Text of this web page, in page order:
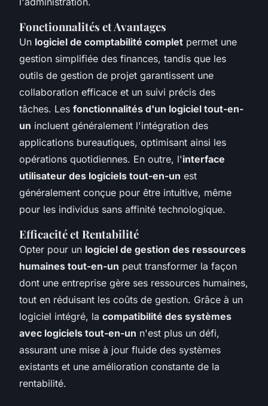
Fonctionnalités et Avantages
Un logiciel de comptabilité complet permet une
gestion simplifiée des finances, tandis que les
outils de gestion de projet garantissent une
collaboration efficace et un suivi précis des
tâches. Les fonctionnalités d'un logiciel tout-en-
un incluent généralement l'intégration des
applications bureautiques, optimisant ainsi les
opérations quotidiennes. En outre, l'interface
utilisateur des logiciels tout-en-un est
généralement conçue pour être intuitive, même
pour les individus sans affinité technologique.
Efficacité et Rentabilité
Opter pour un logiciel de gestion des ressources
humaines tout-en-un peut transformer la façon
dont une entreprise gère ses ressources humaines,
tout en réduisant les coûts de gestion. Grâce à un
logiciel intégré, la compatibilité des systèmes
avec logiciels tout-en-un n'est plus un défi,
assurant une mise à jour fluide des systèmes
existants et une amélioration constante de la
rentabilité.